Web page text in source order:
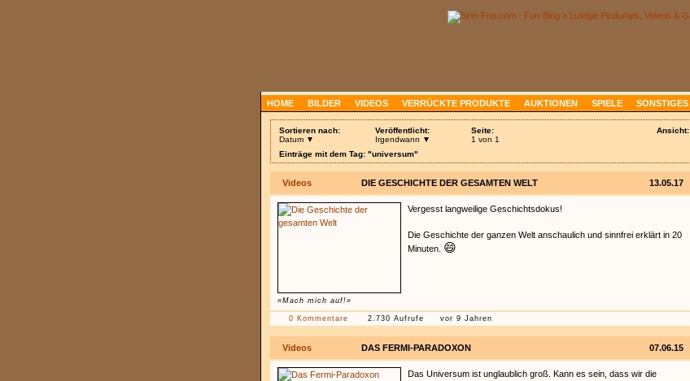
HOME BILDER VIDEOS VERRÜCKTE PRODUKTE AUKTIONEN SPIELE SONSTIGES
Ansicht:
Sortieren nach:
Datum ▼
Veröffentlicht:
Irgendwann ▼
Seite:
1 von 1
Einträge mit dem Tag: "universum"
Videos 13.05.17
DIE GESCHICHTE DER GESAMTEN WELT
«Mach mich auf!»
Vergesst langweilige Geschichtsdokus!
Die Geschichte der ganzen Welt anschaulich und sinnfrei erklärt in 20
Minuten. 😄
0 Kommentare 2.730 Aufrufe vor 9 Jahren
Videos 07.06.15
DAS FERMI-PARADOXON
Das Universum ist unglaublich groß. Kann es sein, dass wir die